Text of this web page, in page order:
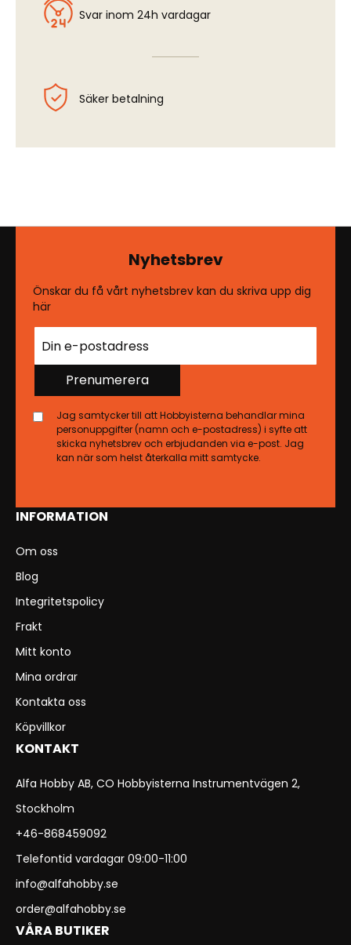
Svar inom 24h vardagar
Säker betalning
INFORMATION
Om oss
Blog
Integritetspolicy
Frakt
Mitt konto
Mina ordrar
Kontakta oss
Köpvillkor
KONTAKT
Alfa Hobby AB, CO Hobbyisterna Instrumentvägen 2,
Stockholm
+46-868459092
Telefontid vardagar 09:00-11:00
info@alfahobby.se
order@alfahobby.se
VÅRA BUTIKER
Nyhetsbrev
Önskar du få vårt nyhetsbrev kan du skriva upp dig
här
Prenumerera
Jag samtycker till att Hobbyisterna behandlar mina
personuppgifter (namn och e-postadress) i syfte att
skicka nyhetsbrev och erbjudanden via e-post. Jag
kan när som helst återkalla mitt samtycke.